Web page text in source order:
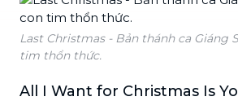
Last Christmas - Bản thánh ca Giáng
tim thổn thức.
All I Want for Christmas Is